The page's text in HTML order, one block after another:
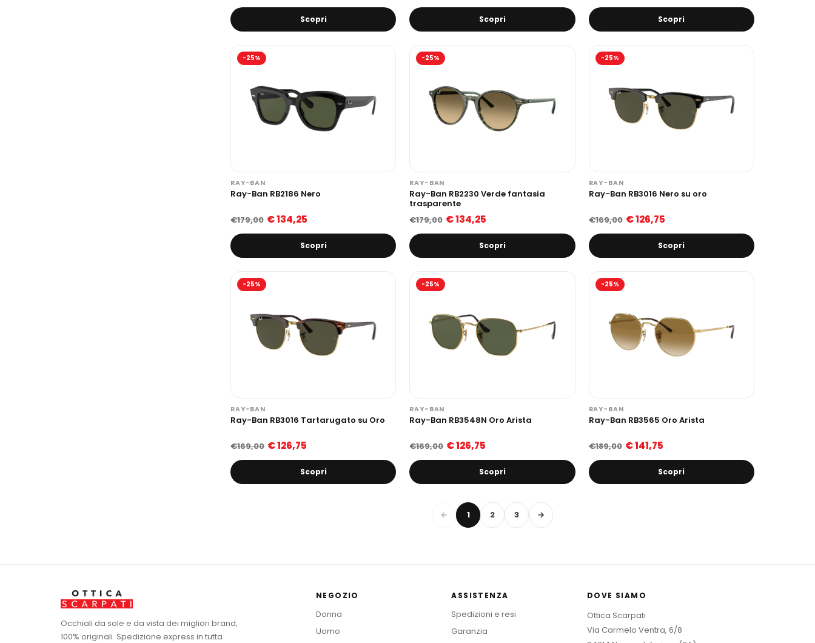
Scopri Scopri Scopri
-25%
RAY-BAN
Ray-Ban RB2186 Nero
€179,00 € 134,25
Scopri
-25%
RAY-BAN
Ray-Ban RB2230 Verde fantasia
trasparente
€179,00 € 134,25
Scopri
-25%
RAY-BAN
Ray-Ban RB3016 Nero su oro
€169,00 € 126,75
Scopri
-25%
RAY-BAN
Ray-Ban RB3016 Tartarugato su Oro
€169,00 € 126,75
Scopri
-25%
RAY-BAN
Ray-Ban RB3548N Oro Arista
€169,00 € 126,75
Scopri
-25%
RAY-BAN
Ray-Ban RB3565 Oro Arista
€189,00 € 141,75
Scopri
← 1 2 3 →
Occhiali da sole e da vista dei migliori brand,
100% originali. Spedizione express in tutta
NEGOZIO
Donna
Uomo
ASSISTENZA
Spedizioni e resi
Garanzia
DOVE SIAMO
Ottica Scarpati
Via Carmelo Ventra, 6/8